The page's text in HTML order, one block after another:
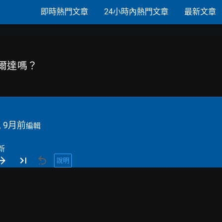
即時熱門文章 24小時內熱門文章 最新文章
達嗎？
9月前編輯
說明